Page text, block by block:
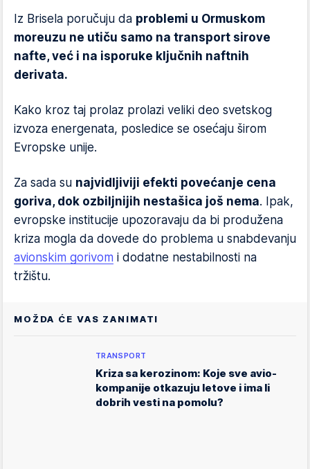
Iz Brisela poručuju da problemi u Ormuskom
moreuzu ne utiču samo na transport sirove
nafte, već i na isporuke ključnih naftnih
derivata.
Kako kroz taj prolaz prolazi veliki deo svetskog
izvoza energenata, posledice se osećaju širom
Evropske unije.
Za sada su najvidljiviji efekti povećanje cena
goriva, dok ozbiljnijih nestašica još nema. Ipak,
evropske institucije upozoravaju da bi produžena
kriza mogla da dovede do problema u snabdevanju
avionskim gorivom i dodatne nestabilnosti na
tržištu.
MOŽDA ĆE VAS ZANIMATI
TRANSPORT
Kriza sa kerozinom: Koje sve avio-
kompanije otkazuju letove i ima li
dobrih vesti na pomolu?